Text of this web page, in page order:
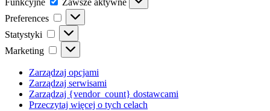
Funkcyjne
Zawsze aktywne
Preferences
Preferences
Statystyki Statystyki
Marketing Marketing
Zarządzaj opcjami
Zarządzaj serwisami
Zarządzaj {vendor_count} dostawcami
Przeczytaj więcej o tych celach